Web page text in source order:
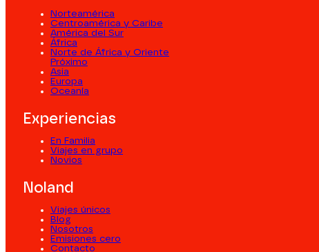
Norteamérica
Centroamérica y Caribe
América del Sur
África
Norte de África y Oriente
Próximo
Asia
Europa
Oceanía
Experiencias
En Familia
Viajes en grupo
Novios
Noland
Viajes únicos
Blog
Nosotros
Emisiones cero
Contacto